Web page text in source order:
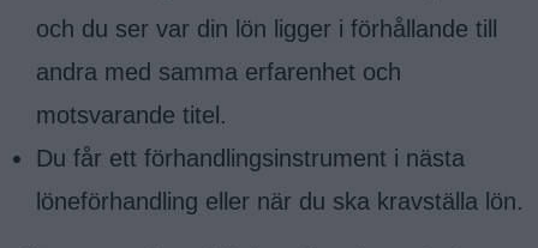
och du ser var din lön ligger i förhållande till
andra med samma erfarenhet och
motsvarande titel.
Du får ett förhandlingsinstrument i nästa
löneförhandling eller när du ska kravställa lön.